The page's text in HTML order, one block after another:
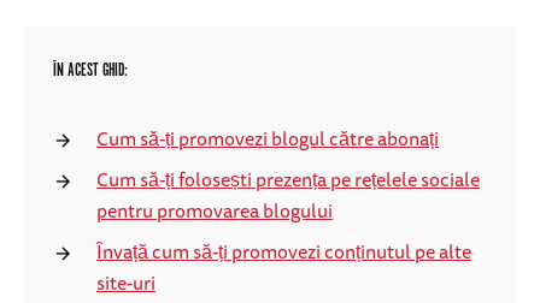
ÎN ACEST GHID:
Cum să-ți promovezi blogul către abonați
Cum să-ți folosești prezența pe rețelele sociale
pentru promovarea blogului
Învață cum să-ți promovezi conținutul pe alte
site-uri